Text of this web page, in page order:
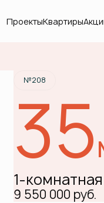
ПроектыКвартиры
№208
35
1-комнатная
9 550 000 руб.